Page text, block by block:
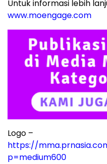
Untuk informasi lebih
www.moengage.com
Logo –
https://
p=medium600